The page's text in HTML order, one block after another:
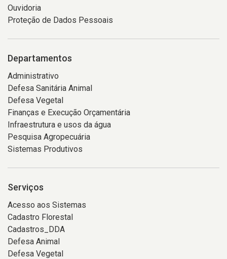
Ouvidoria
Proteção de Dados Pessoais
Departamentos
Administrativo
Defesa Sanitária Animal
Defesa Vegetal
Finanças e Execução Orçamentária
Infraestrutura e usos da água
Pesquisa Agropecuária
Sistemas Produtivos
Serviços
Acesso aos Sistemas
Cadastro Florestal
Cadastros_DDA
Defesa Animal
Defesa Vegetal